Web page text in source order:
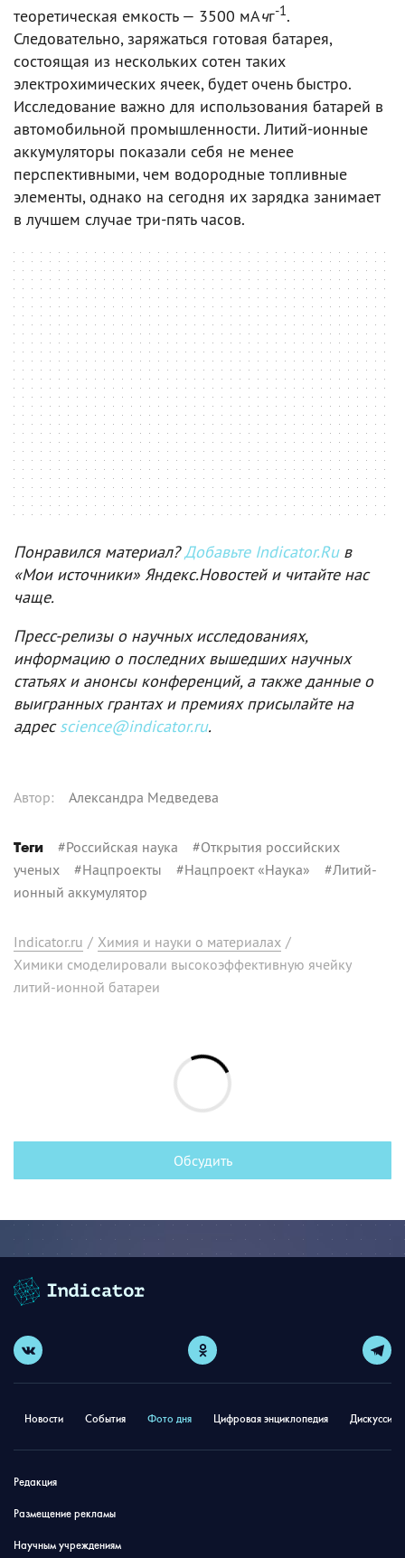
теоретическая емкость — 3500 мАчг-1.
Следовательно, заряжаться готовая батарея,
состоящая из нескольких сотен таких
электрохимических ячеек, будет очень быстро.
Исследование важно для использования батарей в
автомобильной промышленности. Литий-ионные
аккумуляторы показали себя не менее
перспективными, чем водородные топливные
элементы, однако на сегодня их зарядка занимает
в лучшем случае три-пять часов.
Понравился материал?Добавьте Indicator.Ruв
«Мои источники» Яндекс.Новостей и читайте нас
чаще.
Пресс-релизы о научных исследованиях,
информацию о последних вышедших научных
статьях и анонсы конференций, а также данные о
выигранных грантах и премиях присылайте на
адресscience@indicator.ru.
Автор: Александра Медведева
Теги #Российская наука #Открытия российских
ученых #Нацпроекты #Нацпроект «Наука» #Литий-
ионный аккумулятор
Indicator.ru / Химия и науки о материалах /
Химики смоделировали высокоэффективную ячейку
литий-ионной батареи
Обсудить
Новости События Фото дня Цифровая энциклопедия
Редакция
Размещение рекламы
Научным учреждениям